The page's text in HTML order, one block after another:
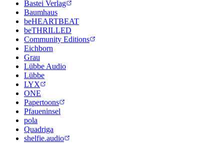
Bastei Verlag
Baumhaus
beHEARTBEAT
beTHRILLED
Community Editions
Eichborn
Grau
Lübbe Audio
Lübbe
LYX
ONE
Papertoons
Pfaueninsel
pola
Quadriga
shelfie.audio